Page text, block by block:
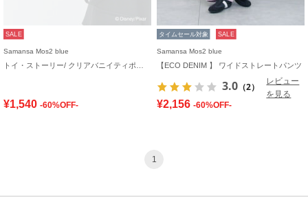
SALE
Samansa Mos2 blue
¥1,540 -60%OFF-
タイムセール対象 SALE
Samansa Mos2 blue
【ECO DENIM 】 ワイドストレートパンツ
3.0 （2）
レビュー
を見る
¥2,156 -60%OFF-
1